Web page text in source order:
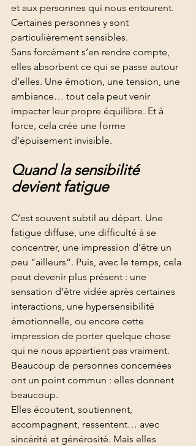
et aux personnes qui nous entourent.
Certaines personnes y sont
particulièrement sensibles.
Sans forcément s’en rendre compte,
elles absorbent ce qui se passe autour
d’elles. Une émotion, une tension, une
ambiance… tout cela peut venir
impacter leur propre équilibre. Et à
force, cela crée une forme
d’épuisement invisible.
Quand la sensibilité
devient fatigue
C’est souvent subtil au départ. Une
fatigue diffuse, une difficulté à se
concentrer, une impression d’être un
peu “ailleurs”. Puis, avec le temps, cela
peut devenir plus présent : une
sensation d’être vidée après certaines
interactions, une hypersensibilité
émotionnelle, ou encore cette
impression de porter quelque chose
qui ne nous appartient pas vraiment.
Beaucoup de personnes concernées
ont un point commun : elles donnent
beaucoup.
Elles écoutent, soutiennent,
accompagnent, ressentent… avec
sincérité et générosité. Mais elles